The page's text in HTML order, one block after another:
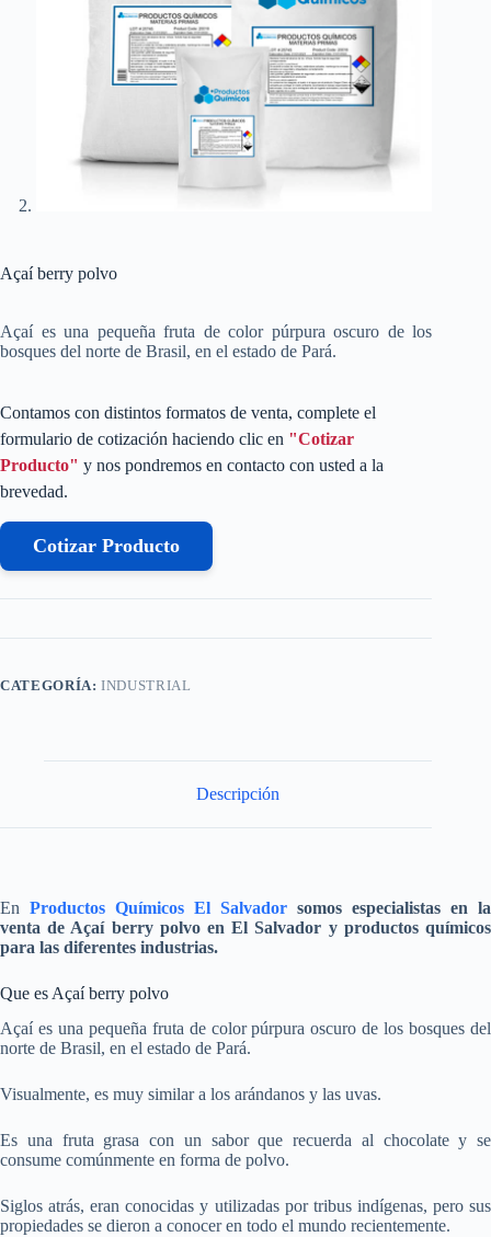
Açaí berry polvo
Açaí es una pequeña fruta de color púrpura oscuro de los
bosques del norte de Brasil, en el estado de Pará.
Contamos con distintos formatos de venta, complete el
formulario de cotización haciendo clic en "Cotizar
Producto" y nos pondremos en contacto con usted a la
brevedad.
Cotizar Producto
CATEGORÍA:INDUSTRIAL
Descripción
En Productos Químicos El Salvador somos especialistas en la
venta de Açaí berry polvoen El Salvador y productos químicos
para las diferentes industrias.
Que es Açaí berry polvo
Açaí es una pequeña fruta de color púrpura oscuro de los bosques del
norte de Brasil, en el estado de Pará.
Visualmente, es muy similar a los arándanos y las uvas.
Es una fruta grasa con un sabor que recuerda al chocolate y se
consume comúnmente en forma de polvo.
Siglos atrás, eran conocidas y utilizadas por tribus indígenas, pero sus
propiedades se dieron a conocer en todo el mundo recientemente.